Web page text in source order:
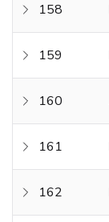
158
159
160
161
162